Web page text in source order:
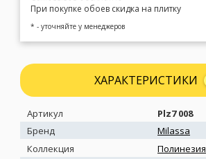
При покупке обоев скидка на плитку
* - уточняйте у менеджеров
ХАРАКТЕРИСТИКИ
Артикул
Plz7 008
Бренд
Milassa
Коллекция
Полинезия